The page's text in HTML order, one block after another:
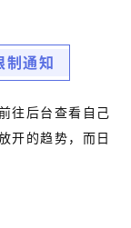
制通知
往后台查看自己
开的趋势，而日